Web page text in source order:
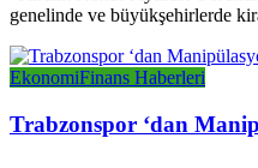
genelinde ve büyükşehirlerde
EkonomiFinans Haberleri
Trabzonspor ‘dan